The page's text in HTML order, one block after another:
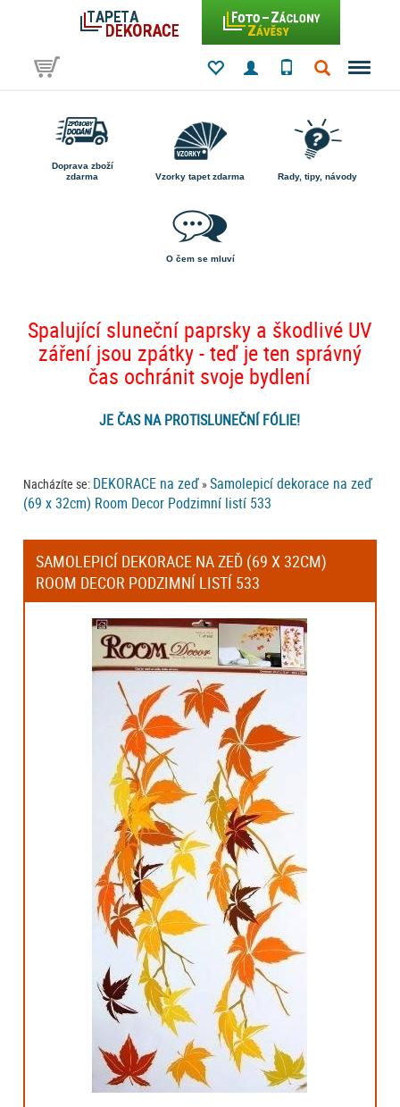
Doprava zboží
zdarma
Vzorky tapet zdarma Rady, tipy, návody
O čem se mluví
Spalující sluneční paprsky a škodlivé UV
záření jsou zpátky - teď je ten správný
čas ochránit svoje bydlení
JE ČAS NA PROTISLUNEČNÍ FÓLIE!
Nacházíte se: DEKORACE na zeď »Samolepicí dekorace na zeď
(69 x 32cm) Room Decor Podzimní listí 533
SAMOLEPICÍ DEKORACE NA ZEĎ (69 X 32CM)
ROOM DECOR PODZIMNÍ LISTÍ 533